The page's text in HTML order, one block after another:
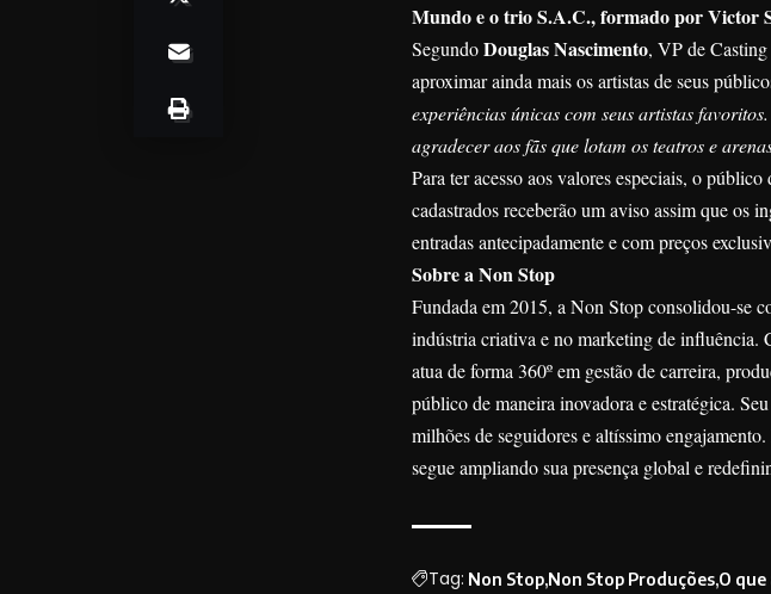
Mundo e o trio S.A.C., formado por Victor
SegundoDouglas Nascimento, VP de
aproximar ainda mais os artistas de seus
experiências únicas com seus artistas
agradecer aos fãs que lotam os teatros e
Para ter acesso aos valores especiais, o
cadastrados receberão um aviso assim que os
entradas antecipadamente e com preços
Sobre a Non Stop
Fundada em 2015, a Non Stop consolidou-se
indústria criativa e no marketing de influência.
atua de forma 360º em gestão de carreira,
público de maneira inovadora e estratégica.
milhões de seguidores e altíssimo
segue ampliando sua presença global e
Tag: Non StopNon Stop ProduçõesO que